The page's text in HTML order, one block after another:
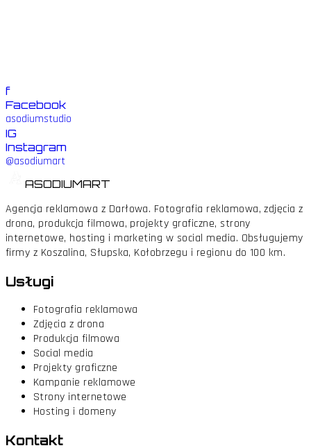
f
Facebook
asodiumstudio
IG
Instagram
@asodiumart
ASODIUMART
Agencja reklamowa z Darłowa. Fotografia reklamowa, zdjęcia z
drona, produkcja filmowa, projekty graficzne, strony
internetowe, hosting i marketing w social media. Obsługujemy
firmy z Koszalina, Słupska, Kołobrzegu i regionu do 100 km.
Usługi
Fotografia reklamowa
Zdjęcia z drona
Produkcja filmowa
Social media
Projekty graficzne
Kampanie reklamowe
Strony internetowe
Hosting i domeny
Kontakt